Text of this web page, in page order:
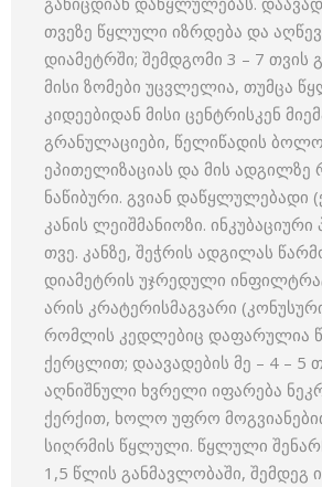
თვეზე წყლული იზრდება და
დიამეტრში; შემდგომი 3 – 7 თვის
მისი ზომები უცვლელია, თუმცა
კიდეებიდან მისი ცენტრისკენ
გრანულაციები, წელიწადის
ეპითელიზაციას და მის ადგილზე
ნაწიბური. გვიან დაწყლულებადი
კანის ლეიშმანიოზი.
თვე. კანზე, შეჭრის ადგილას
დიამეტრის უჯრედული
არის კრატერისმაგვარი
რომლის კედლებიც დაფარულია
ქერცლით; დაავადების მე – 4 – 5
აღნიშნული ხვრელი იფარება
ქერქით, ხოლო უფრო
სიღრმის წყლული. წყლული
1,5 წლის განმავლობაში, შემდეგ